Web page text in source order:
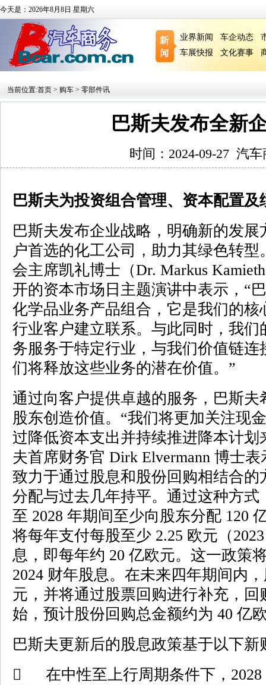
今天是：2026年8月8日 星期六
业界新闻 车企动态
车展快报
文化赛事
当前位置:首页 > 购车 > 零部件讯
巴斯夫发布全新
时间：2024-09-27 汽车
巴斯夫为投资组合管理、资本配置
巴斯夫发布企业战略，明确新的发展
户首选的化工公司，助力其绿色转
会主席凯礼博士（Dr. Markus
开的资本市场日主题演讲中表示，“
化学品业务产品组合，它是我们的
行业客户建立联系。与此同时，我们
务服务于特定行业，与我们价值链
们将释放这些业务的潜在价值。”
通过向客户提供卓越的服务，巴斯
股东创造价值。“我们将更加关注现
过降低资本支出并持续推进降本计划
夫首席财务官 Dirk Elvermann 博士
致力于通过股息和股份回购相结合
分配与过去几年持平。通过这种方式
至 2028 年期间至少向股东分配 120
将每年支付每股至少 2.25 欧元（
息，即每年约 20 亿欧元。这一政策
2024 财年股息。在未来四年期间内
元，并将通过股票回购进行补充，回
始，预计股份回购总金额约为 40 亿
巴斯夫更新后的股息政策基于以下新

在中性至上行周期条件下，